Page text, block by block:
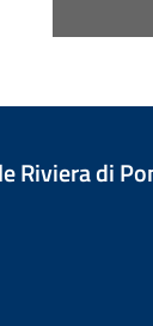
Riviera di